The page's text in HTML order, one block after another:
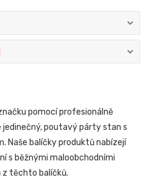
pomocí profesionálně
poutavý párty stan s
Naše balíčky produktů nabízejí
s běžnými maloobchodními
těchto balíčků.